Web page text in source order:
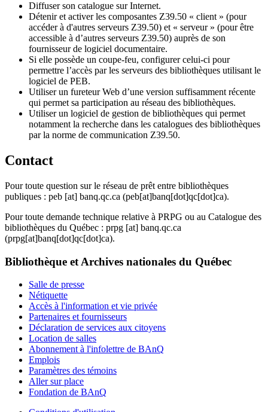
Diffuser son catalogue sur Internet.
Détenir et activer les composantes Z39.50 « client » (pour
accéder à d'autres serveurs Z39.50) et « serveur » (pour être
accessible à d’autres serveurs Z39.50) auprès de son
fournisseur de logiciel documentaire.
Si elle possède un coupe-feu, configurer celui-ci pour
permettre l’accès par les serveurs des bibliothèques utilisant le
logiciel de PEB.
Utiliser un fureteur Web d’une version suffisamment récente
qui permet sa participation au réseau des bibliothèques.
Utiliser un logiciel de gestion de bibliothèques qui permet
notamment la recherche dans les catalogues des bibliothèques
par la norme de communication Z39.50.
Contact
Pour toute question sur le réseau de prêt entre bibliothèques
publiques : peb [at] banq.qc.ca (peb[at]banq[dot]qc[dot]ca).
Pour toute demande technique relative à PRPG ou au Catalogue des
bibliothèques du Québec : prpg [at] banq.qc.ca
(prpg[at]banq[dot]qc[dot]ca).
Bibliothèque et Archives nationales du Québec
Salle de presse
Nétiquette
Accès à l'information et vie privée
Partenaires et fournisseurs
Déclaration de services aux citoyens
Location de salles
Abonnement à l'infolettre de BAnQ
Emplois
Paramètres des témoins
Aller sur place
Fondation de BAnQ